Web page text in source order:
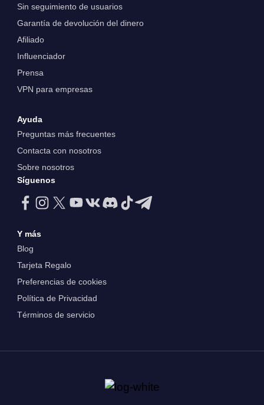
Sin seguimiento de usuarios
Garantía de devolución del dinero
Afiliado
Influenciador
Prensa
VPN para empresas
Ayuda
Preguntas más frecuentes
Contacta con nosotros
Sobre nosotros
Síguenos
Y más
Blog
Tarjeta Regalo
Preferencias de cookies
Política de Privacidad
Términos de servicio